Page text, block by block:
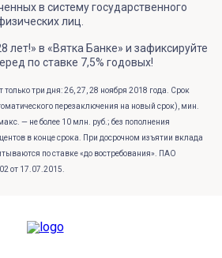
в систему государственного
лиц.
лет!» в «Вятка Банке» и зафиксируйте
по ставке 7,5% годовых!
три дня: 26, 27, 28 ноября 2018 года. Срок
перезаключения на новый срок), мин.
— не более 10 млн. руб.; без пополнения
в конце срока. При досрочном изъятии вклада
по ставке «до востребования». ПАО
от 17.07.2015.